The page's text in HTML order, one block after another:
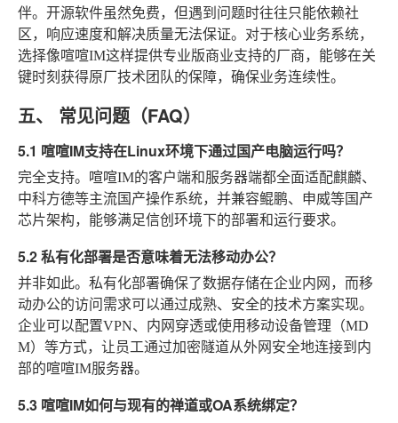
伴。开源软件虽然免费，但遇到问题时往往只能依赖社
区，响应速度和解决质量无法保证。对于核心业务系统，
选择像喧喧IM这样提供专业版商业支持的厂商，能够在关
键时刻获得原厂技术团队的保障，确保业务连续性。
五、 常见问题（FAQ）
5.1 喧喧IM支持在Linux环境下通过国产电脑运行吗？
完全支持。喧喧IM的客户端和服务器端都全面适配麒麟、
中科方德等主流国产操作系统，并兼容鲲鹏、申威等国产
芯片架构，能够满足信创环境下的部署和运行要求。
5.2 私有化部署是否意味着无法移动办公？
并非如此。私有化部署确保了数据存储在企业内网，而移
动办公的访问需求可以通过成熟、安全的技术方案实现。
企业可以配置VPN、内网穿透或使用移动设备管理（MD
M）等方式，让员工通过加密隧道从外网安全地连接到内
部的喧喧IM服务器。
5.3 喧喧IM如何与现有的禅道或OA系统绑定？